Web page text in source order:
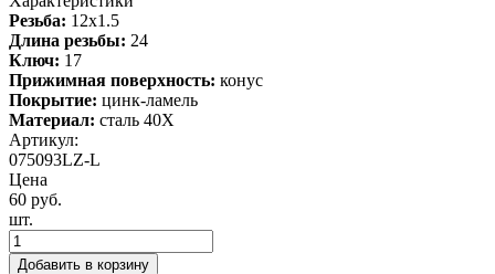
Резьба: 12x1.5
Длина резьбы: 24
Ключ: 17
Прижимная поверхность: конус
Покрытие: цинк-ламель
Материал: сталь 40X
Артикул:
075093LZ-L
Цена
60 руб.
шт.
Добавить в корзину